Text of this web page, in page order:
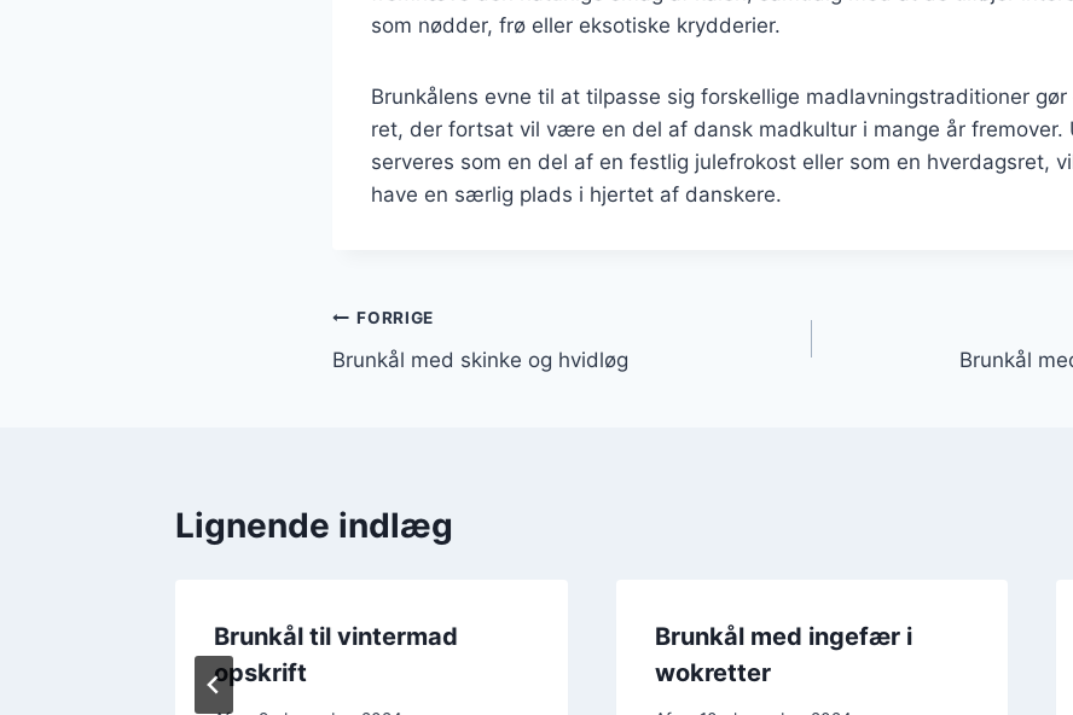
som nødder, frø eller eksotiske krydderier.
Brunkålens evne til at tilpasse sig forskellige madlavningstraditioner
ret, der fortsat vil være en del af dansk madkultur i mange år fremover.
serveres som en del af en festlig julefrokost eller som en hverdagsret,
have en særlig plads i hjertet af danskere.
Indlægsnavigation
FORRIGE
Brunkål med skinke og hvidløg Brunkål
Lignende indlæg
Brunkål til vintermad
opskrift
Brunkål med ingefær i
wokretter